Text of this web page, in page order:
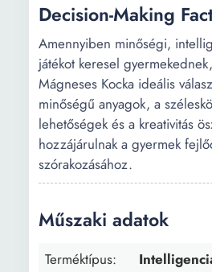
Decision-Making
Amennyiben minőségi,
játékot keresel
Mágneses Kocka ideális
minőségű anyagok, a
lehetőségek és a kreativitás
hozzájárulnak a gyermek
szórakozásához.
Műszaki adatok
Terméktípus: